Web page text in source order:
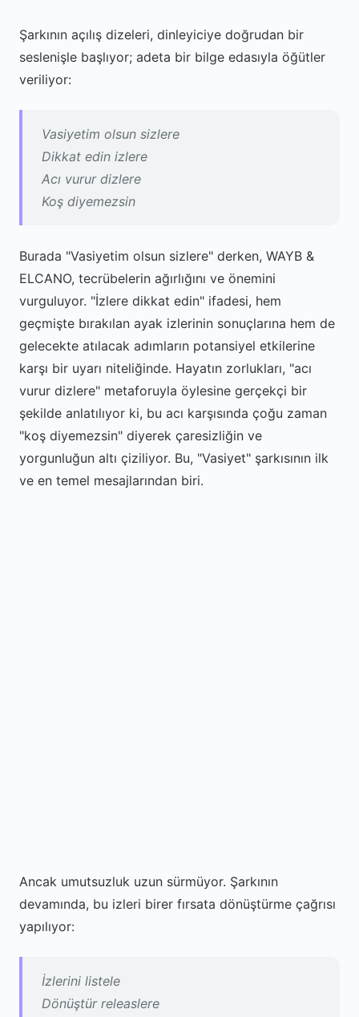
Şarkının açılış dizeleri, dinleyiciye doğrudan bir
seslenişle başlıyor; adeta bir bilge edasıyla öğütler
veriliyor:
Vasiyetim olsun sizlere
Dikkat edin izlere
Acı vurur dizlere
Koş diyemezsin
Burada "Vasiyetim olsun sizlere" derken, WAYB &
ELCANO, tecrübelerin ağırlığını ve önemini
vurguluyor. "İzlere dikkat edin" ifadesi, hem
geçmişte bırakılan ayak izlerinin sonuçlarına hem de
gelecekte atılacak adımların potansiyel etkilerine
karşı bir uyarı niteliğinde. Hayatın zorlukları, "acı
vurur dizlere" metaforuyla öylesine gerçekçi bir
şekilde anlatılıyor ki, bu acı karşısında çoğu zaman
"koş diyemezsin" diyerek çaresizliğin ve
yorgunluğun altı çiziliyor. Bu, "Vasiyet" şarkısının ilk
ve en temel mesajlarından biri.
Ancak umutsuzluk uzun sürmüyor. Şarkının
devamında, bu izleri birer fırsata dönüştürme çağrısı
yapılıyor:
İzlerini listele
Dönüştür releaslere